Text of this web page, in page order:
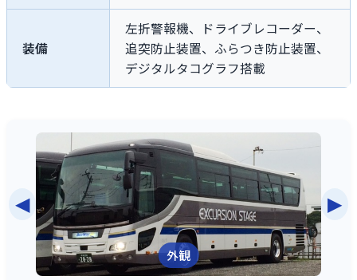
装備
左折警報機、ドライブレコーダー、
追突防止装置、ふらつき防止装置、
デジタルタコグラフ搭載
◀
外観
▶